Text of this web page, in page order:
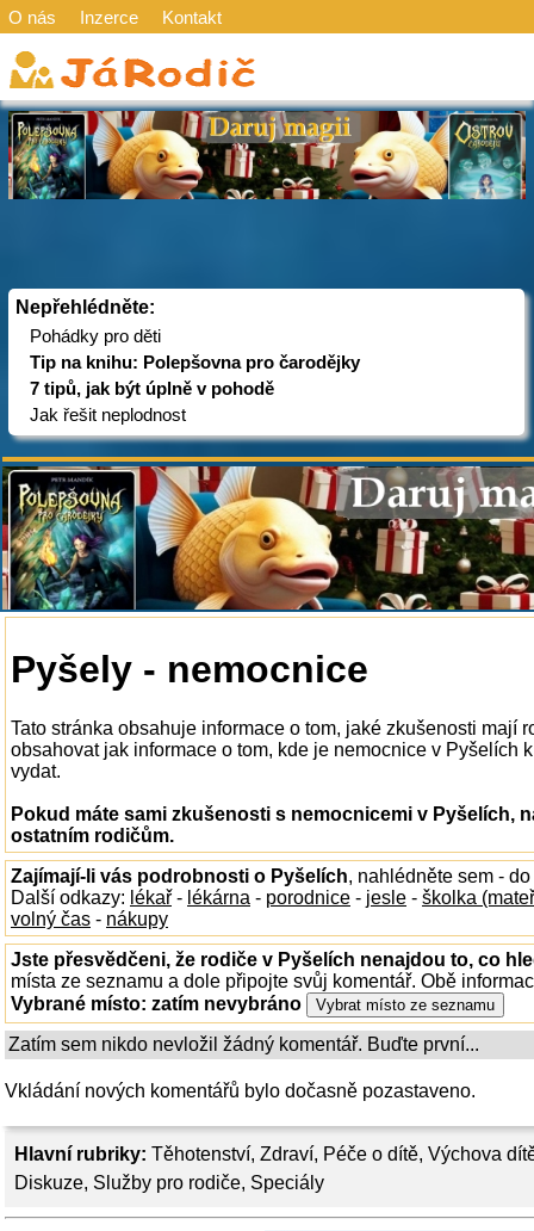
O nás Inzerce Kontakt
Nepřehlédněte:
Pohádky pro děti
Tip na knihu: Polepšovna pro čarodějky
7 tipů, jak být úplně v pohodě
Jak řešit neplodnost
Hlavní rubriky: Těhotenství, Zdraví, Péče o dítě, Výchova
Diskuze, Služby pro rodiče, Speciály
Pyšely - nemocnice
Tato stránka obsahuje informace o tom, jaké zkušenosti mají
obsahovat jak informace o tom, kde je nemocnice v Pyšelích
vydat.
Pokud máte sami zkušenosti s nemocnicemi v Pyšelích,
ostatním rodičům.
Zajímají-li vás podrobnosti o Pyšelích, nahlédněte sem - do
Další odkazy: lékař - lékárna - porodnice - jesle - školka
volný čas - nákupy
Jste přesvědčeni, že rodiče v Pyšelích nenajdou to, co
místa ze seznamu a dole připojte svůj komentář. Obě
Vybrané místo: zatím nevybráno
Zatím sem nikdo nevložil žádný komentář. Buďte první...
Vkládání nových komentářů bylo dočasně pozastaveno.